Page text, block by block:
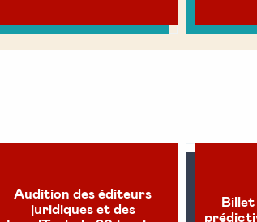
Audition des éditeurs
juridiques et des